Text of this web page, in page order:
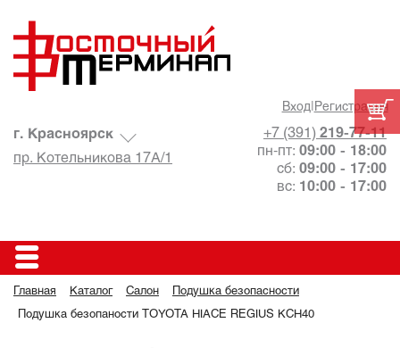
Вход| Регистрация
+7 (391) 219-77-11
пн-пт: 09:00 - 18:00
сб: 09:00 - 17:00
вс: 10:00 - 17:00
г. Красноярск
пр. Котельникова 17А/1
Главная Каталог Салон Подушка безопасности
Подушка безопаности TOYOTA HIACE REGIUS KCH40